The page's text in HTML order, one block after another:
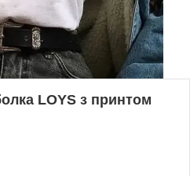
LOYS з принтом